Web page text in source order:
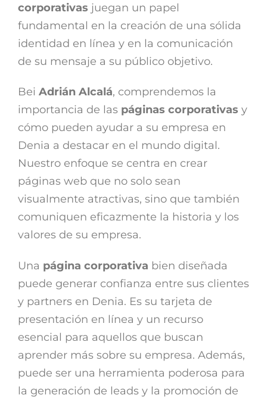
corporativas juegan un papel
fundamental en la creación de una sólida
identidad en línea y en la comunicación
de su mensaje a su público objetivo.
Bei Adrián Alcalá, comprendemos la
importancia de las páginas corporativas y
cómo pueden ayudar a su empresa en
Denia a destacar en el mundo digital.
Nuestro enfoque se centra en crear
páginas web que no solo sean
visualmente atractivas, sino que también
comuniquen eficazmente la historia y los
valores de su empresa.
Una página corporativa bien diseñada
puede generar confianza entre sus clientes
y partners en Denia. Es su tarjeta de
presentación en línea y un recurso
esencial para aquellos que buscan
aprender más sobre su empresa. Además,
puede ser una herramienta poderosa para
la generación de leads y la promoción de